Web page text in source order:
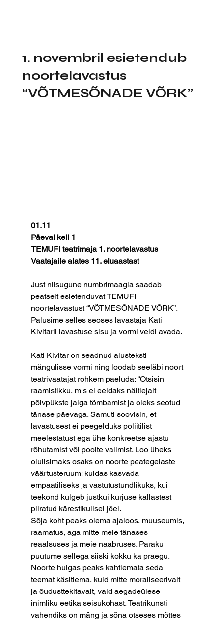
1. novembril esietendub
noortelavastus
“VÕTMESÕNADE VÕRK”
01.11
Päeval kell 1
TEMUFI teatrimaja 1. noortelavastus
Vaatajaile alates 11. eluaastast
Just niisugune numbrimaagia saadab
peatselt esietenduvat TEMUFI
noortelavastust “VÕTMESÕNADE VÕRK”.
Palusime selles seoses lavastaja Kati
Kivitaril lavastuse sisu ja vormi veidi avada.
Kati Kivitar on seadnud alusteksti
mängulisse vormi ning loodab seeläbi noort
teatrivaatajat rohkem paeluda: “Otsisin
raamistikku, mis ei eeldaks näitlejalt
põlvpükste jalga tõmbamist ja oleks seotud
tänase päevaga. Samuti soovisin, et
lavastusest ei peegelduks poliitilist
meelestatust ega ühe konkreetse ajastu
rõhutamist või poolte valimist. Loo üheks
olulisimaks osaks on noorte peategelaste
väärtusteruum: kuidas kasvada
empaatiliseks ja vastutustundlikuks, kui
teekond kulgeb justkui kurjuse kallastest
piiratud kärestikulisel jõel.
Sõja koht peaks olema ajaloos, muuseumis,
raamatus, aga mitte meie tänases
reaalsuses ja meie naabruses. Paraku
puutume sellega siiski kokku ka praegu.
Noorte hulgas peaks kahtlemata seda
teemat käsitlema, kuid mitte moraliseerivalt
ja õudusttekitavalt, vaid aegadeülese
inimliku eetika seisukohast. Teatrikunsti
vahendiks on mäng ja sõna otseses mõttes